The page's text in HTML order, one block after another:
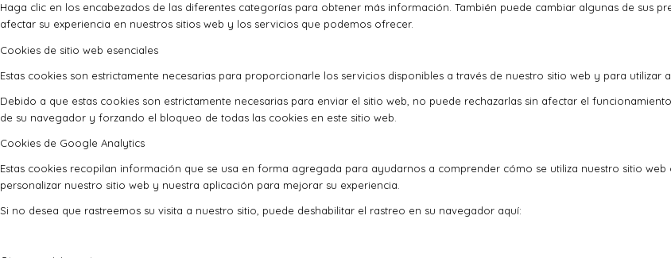
Haga clic en los encabezados de las diferentes categorías para obtener más información. También puede cambiar algunas de sus
afectar su experiencia en nuestros sitios web y los servicios que podemos ofrecer.
Cookies de sitio web esenciales
Estas cookies son estrictamente necesarias para proporcionarle los servicios disponibles a través de nuestro sitio web y para utilizar
Debido a que estas cookies son estrictamente necesarias para enviar el sitio web, no puede rechazarlas sin afectar el
de su navegador y forzando el bloqueo de todas las cookies en este sitio web.
Cookies de Google Analytics
Estas cookies recopilan información que se usa en forma agregada para ayudarnos a comprender cómo se utiliza nuestro sitio
personalizar nuestro sitio web y nuestra aplicación para mejorar su experiencia.
Si no desea que rastreemos su visita a nuestro sitio, puede deshabilitar el rastreo en su navegador aquí: